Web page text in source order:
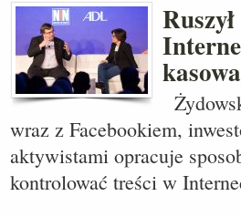
wraz z Facebookiem,
aktywistami opracuje
kontrolować treści w